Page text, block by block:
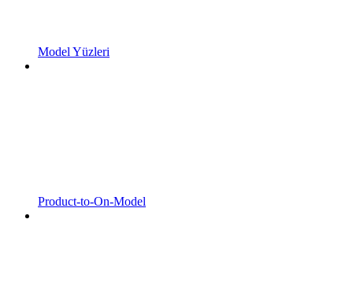
Model Yüzleri
Product-to-On-Model